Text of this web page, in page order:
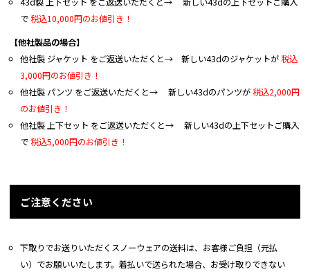
で 税込10,000円のお値引き！
【他社製品の場合】
他社製 ジャケット をご返送いただくと→ 新しい43dのジャケットが 税込
3,000円のお値引き！
他社製 パンツ をご返送いただくと→ 新しい43dのパンツが 税込2,000円
のお値引き！
他社製 上下セット をご返送いただくと→ 新しい43dの上下セットご購入
で 税込5,000円のお値引き！
ご注意ください
下取りでお送りいただくスノーウェアの送料は、お客様ご負担（元払
い）でお願いいたします。着払いで送られた場合、お受け取りできない